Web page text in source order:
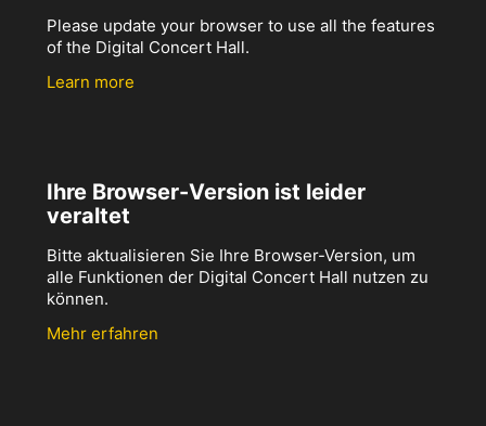
Please update your browser to use all the features
of the Digital Concert Hall.
Learn more
Ihre Browser-Version ist leider
veraltet
Bitte aktualisieren Sie Ihre Browser-Version, um
alle Funktionen der Digital Concert Hall nutzen zu
können.
Mehr erfahren